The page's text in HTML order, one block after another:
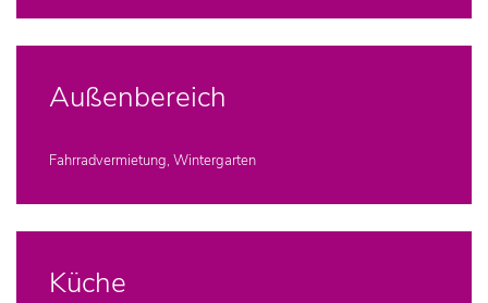
Außenbereich
Fahrradvermietung, Wintergarten
Küche